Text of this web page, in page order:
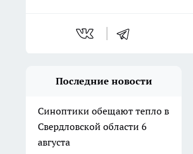
Последние новости
Синоптики обещают тепло в
Свердловской области 6
августа